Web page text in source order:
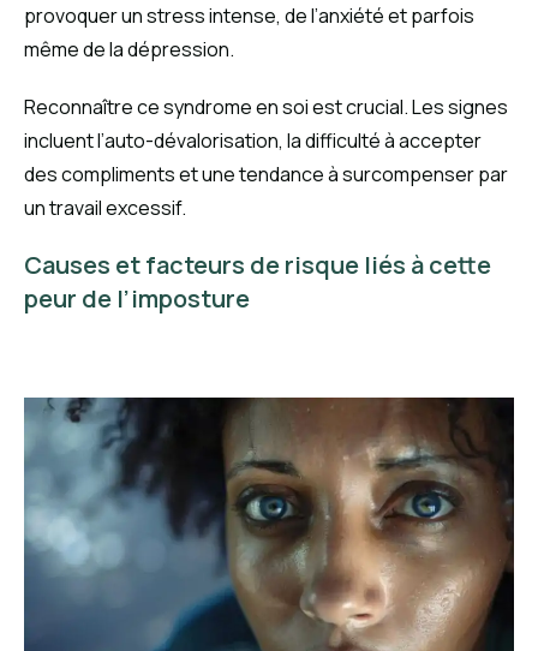
provoquer un stress intense, de l’anxiété et parfois
même de la dépression.
Reconnaître ce syndrome en soi est crucial. Les signes
incluent l’auto-dévalorisation, la difficulté à accepter
des compliments et une tendance à surcompenser par
un travail excessif.
Causes et facteurs de risque liés à cette
peur de l’imposture